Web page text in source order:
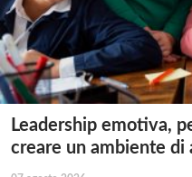
Leadership emotiva,
creare un ambiente di